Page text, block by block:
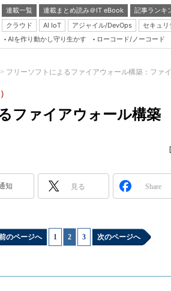
連載一覧 連載まとめ読み＠IT eBook 記事ランキ
クラウド
AI IoT アジャイル/DevOps セキュリ
AIを作り動かし守り生かす ローコード/ノーコード
フリーソフトによるファイアウォール構築：ファ
ファイアウォール構築
[
知 見る Share
のページへ 1 2 3 次のページへ